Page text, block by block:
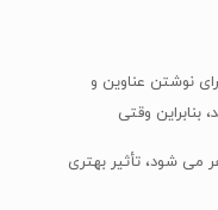
نوشتن عناوین و
وقتی
می شود، تأثیر بهتری